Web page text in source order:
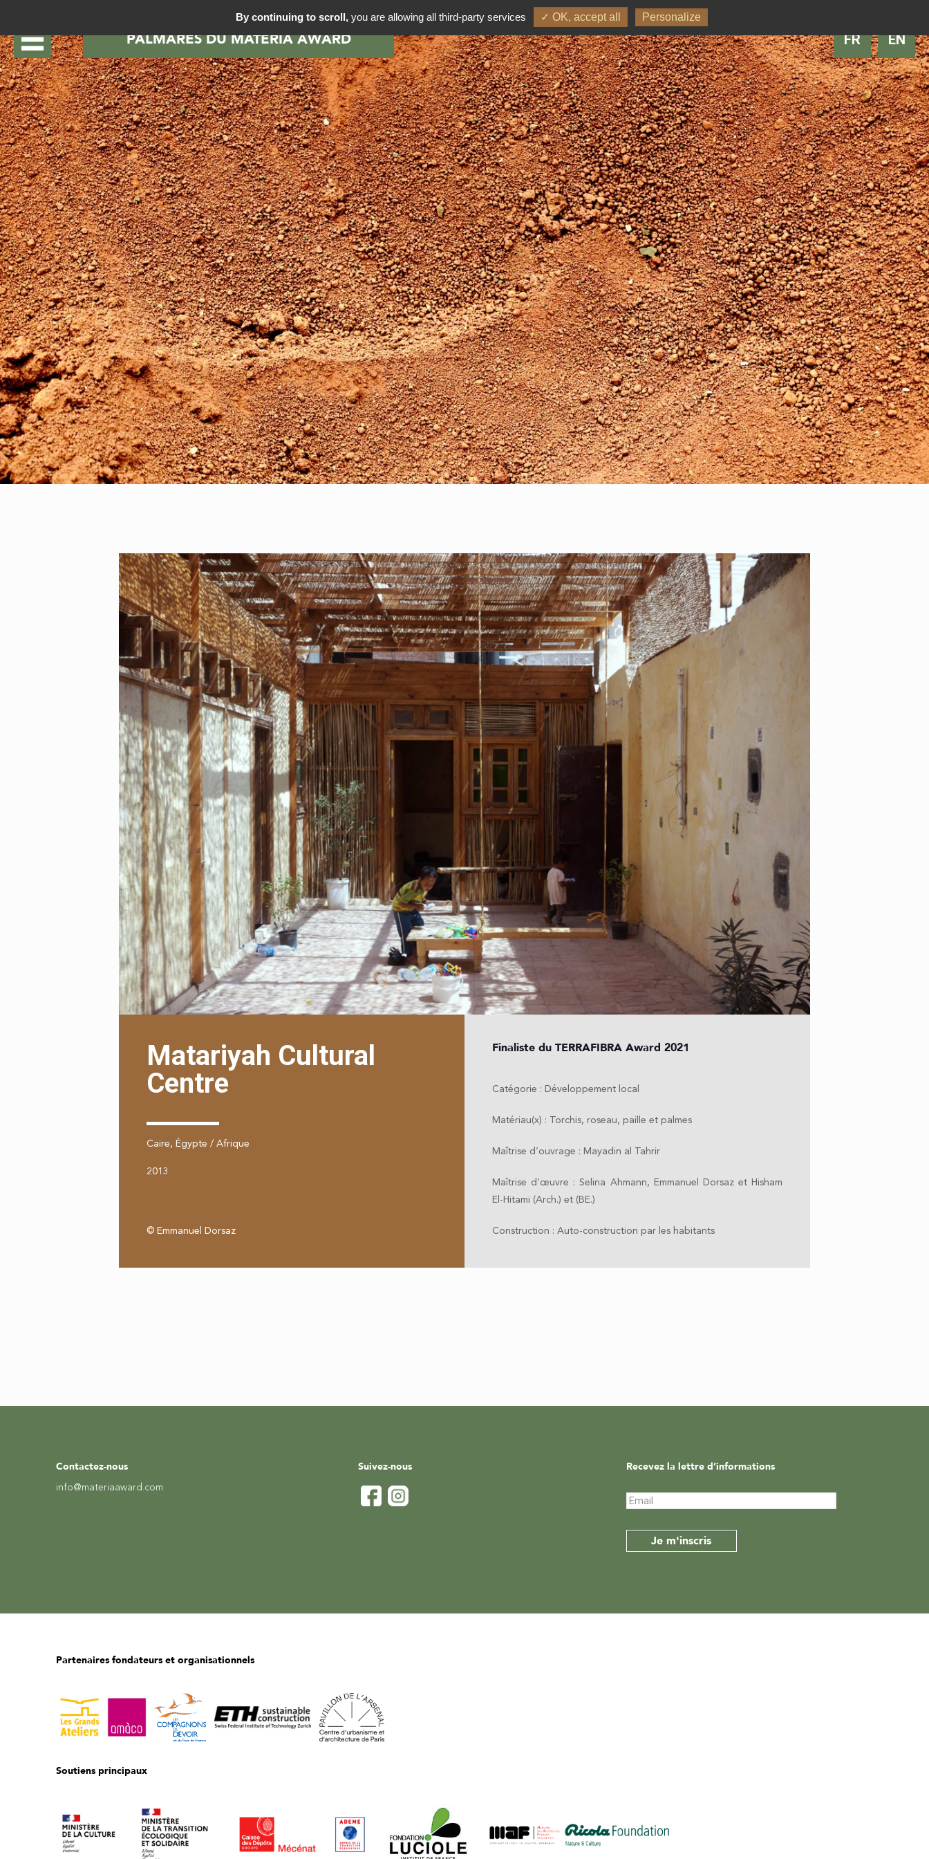
FR EN
Matariyah Cultural
Centre
Caire, Égypte / Afrique
2013
© Emmanuel Dorsaz
Finaliste du TERRAFIBRA Award 2021
Catégorie : Développement local
Matériau(x) : Torchis, roseau, paille et palmes
Maîtrise d’ouvrage : Mayadin al Tahrir
Maîtrise d’œuvre : Selina Ahmann, Emmanuel Dorsaz et Hisham
El-Hitami (Arch.) et (BE.)
Construction : Auto-construction par les habitants
Contactez-nous
info@materiaaward.com
Suivez-nous Recevez la lettre d’informations
Partenaires fondateurs et organisationnels
Soutiens principaux
By continuing to scroll,you are allowing all third-party services ✓ OK, accept all Personalize